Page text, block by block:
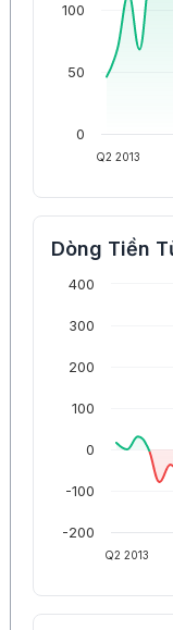
Q2 2013
0
50
100
Dòng Tiền
Q2 2013
-200
-100
0
100
200
300
400